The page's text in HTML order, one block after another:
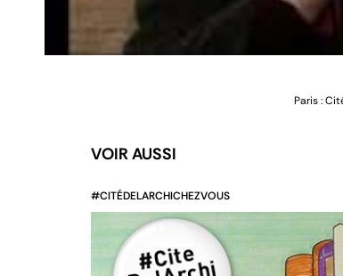
Paris :
VOIR AUSSI
#CITÉDELARCHICHEZVOUS